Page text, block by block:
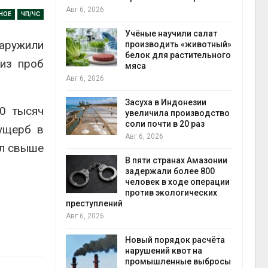
ЧП/ЧС
проб
тысяч
в
свыше
для сбора
Авг 6, 2026
Учёные научили салат
производить «животный»
белок для растительного
мяса
Авг 6, 2026
Засуха в Индонезии
увеличила производство
соли почти в 20 раз
Авг 6, 2026
В пяти странах Амазонии
задержали более 800
человек в ходе операции
против экологических
преступлений
Авг 6, 2026
Новый порядок расчёта
нарушений квот на
промышленные выбросы